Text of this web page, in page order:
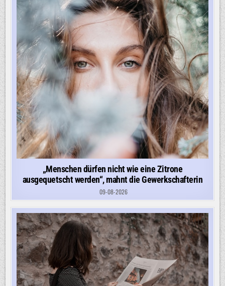
„Menschen dürfen nicht wie eine Zitrone
ausgequetscht werden“, mahnt die Gewerkschafterin
09-08-2026